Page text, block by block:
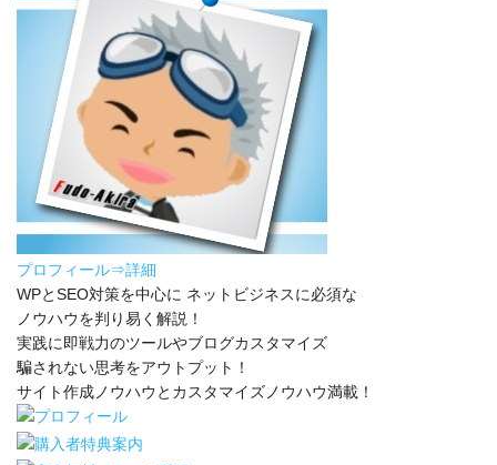
プロフィール⇒詳細
WPとSEO対策を中心に ネットビジネスに必須な
ノウハウを判り易く解説！
実践に即戦力のツールやブログカスタマイズ
騙されない思考をアウトプット！
サイト作成ノウハウとカスタマイズノウハウ満載！